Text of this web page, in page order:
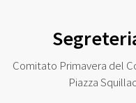
Comitato Primavera del
Piazza